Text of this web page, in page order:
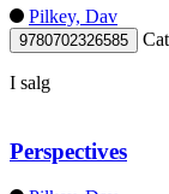
Pilkey, Dav
9780702326585
I salg
Perspectives